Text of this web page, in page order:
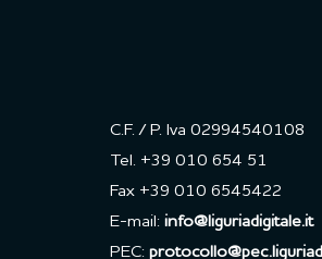
C.F. / P. Iva 02994540108
Tel. +39 010 654 51
Fax +39 010 6545422
E-mail: info@liguriadigitale.it
PEC: